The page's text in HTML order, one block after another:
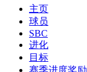
主页
球员
SBC
进化
目标
赛季进度奖励